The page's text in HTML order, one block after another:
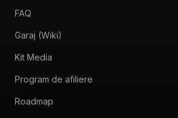
FAQ
Garaj (Wiki)
Kit Media
Program de afiliere
Roadmap